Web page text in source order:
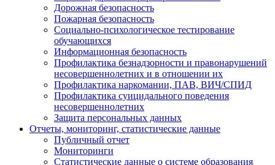
Дорожная безопасность
Пожарная безопасность
Социально-психологическое тестирование
обучающихся
Информационная безопасность
Профилактика безнадзорности и правонарушений
несовершеннолетних и в отношении их
Профилактика наркомании, ПАВ, ВИЧ/СПИД
Профилактика суицидального поведения
несовершеннолетних
Защита персональных данных
Отчеты, мониторинг, статистические данные
Публичный отчет
Мониторинги
Статистические данные о системе образования